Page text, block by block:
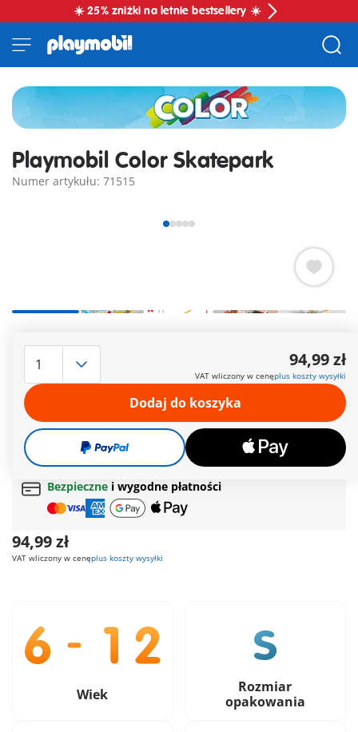
☀️ 25% zniżki na letnie bestsellery ☀️
Playmobil Color Skatepark
Numer artykułu: 71515
PLAYMOBIL Color Skatepark. Kreatywna zabawa połączona z
kolorowaniem i możliwością zmywania.
Więcej informacji
Czas dostawy obecnie od 6 do 8 dni roboczych
Darmowa dostawaod200 zł
200 zł
Bezpieczne i wygodne płatności
94,99 zł
VAT wliczony w cenęplus koszty wysyłki
94,99 zł
VAT wliczony w cenęplus koszty wysyłki
Dodaj do koszyka
Wiek
Rozmiar
opakowania